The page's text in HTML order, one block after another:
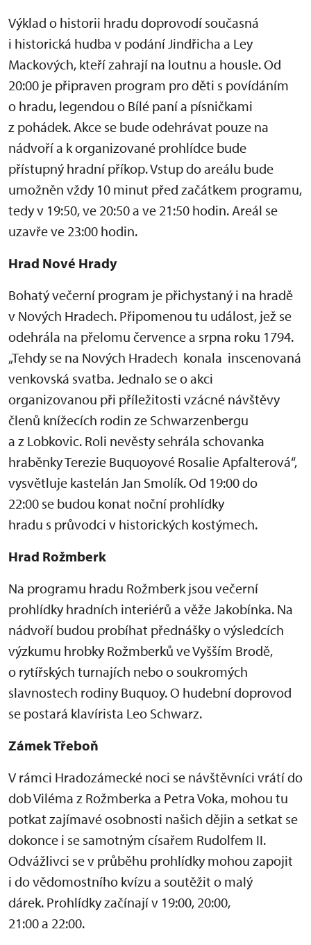
Výklad o historii hradu doprovodí současná
i historická hudba v podání Jindřicha a Ley
Mackových, kteří zahrají na loutnu a housle. Od
20:00 je připraven program pro děti s povídáním
o hradu, legendou o Bílé paní a písničkami
z pohádek. Akce se bude odehrávat pouze na
nádvoří a k organizované prohlídce bude
přístupný hradní příkop. Vstup do areálu bude
umožněn vždy 10 minut před začátkem programu,
tedy v 19:50, ve 20:50 a ve 21:50 hodin. Areál se
uzavře ve 23:00 hodin.
Hrad Nové Hrady
Bohatý večerní program je přichystaný i na hradě
v Nových Hradech. Připomenou tu událost, jež se
odehrála na přelomu července a srpna roku 1794.
„Tehdy se na Nových Hradech konala inscenovaná
venkovská svatba. Jednalo se o akci
organizovanou při příležitosti vzácné návštěvy
členů knížecích rodin ze Schwarzenbergu
a z Lobkovic. Roli nevěsty sehrála schovanka
hraběnky Terezie Buquoyové Rosalie Apfalterová“,
vysvětluje kastelán Jan Smolík. Od 19:00 do
22:00 se budou konat noční prohlídky
hradu s průvodci v historických kostýmech.
Hrad Rožmberk
Na programu hradu Rožmberk jsou večerní
prohlídky hradních interiérů a věže Jakobínka. Na
nádvoří budou probíhat přednášky o výsledcích
výzkumu hrobky Rožmberků ve Vyšším Brodě,
o rytířských turnajích nebo o soukromých
slavnostech rodiny Buquoy. O hudební doprovod
se postará klavírista Leo Schwarz.
Zámek Třeboň
V rámci Hradozámecké noci se návštěvníci vrátí do
dob Viléma z Rožmberka a Petra Voka, mohou tu
potkat zajímavé osobnosti našich dějin a setkat se
dokonce i se samotným císařem Rudolfem II.
Odvážlivci se v průběhu prohlídky mohou zapojit
i do vědomostního kvízu a soutěžit o malý
dárek. Prohlídky začínají v 19:00, 20:00,
21:00 a 22:00.